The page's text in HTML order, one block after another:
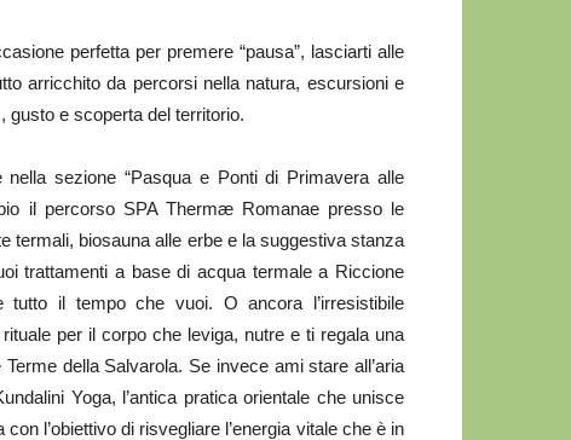
perfetta per premere “pausa”, lasciarti alle
arricchito da percorsi nella natura, escursioni e
gusto e scoperta del territorio.
sezione “Pasqua e Ponti di Primavera alle
il percorso SPA Thermæ Romanae presso le
termali, biosauna alle erbe e la suggestiva stanza
trattamenti a base di acqua termale a Riccione
il tempo che vuoi. O ancora l’irresistibile
per il corpo che leviga, nutre e ti regala una
della Salvarola. Se invece ami stare all’aria
Yoga, l’antica pratica orientale che unisce
l’obiettivo di risvegliare l’energia vitale che è in